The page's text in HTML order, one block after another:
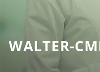
WALTER-